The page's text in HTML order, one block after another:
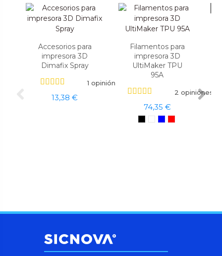
Accesorios para
impresora 3D
Dimafix Spray
1 opinión
13,38 €
Filamentos para
impresora 3D
UltiMaker TPU
95A
2 opiniones
74,35 €